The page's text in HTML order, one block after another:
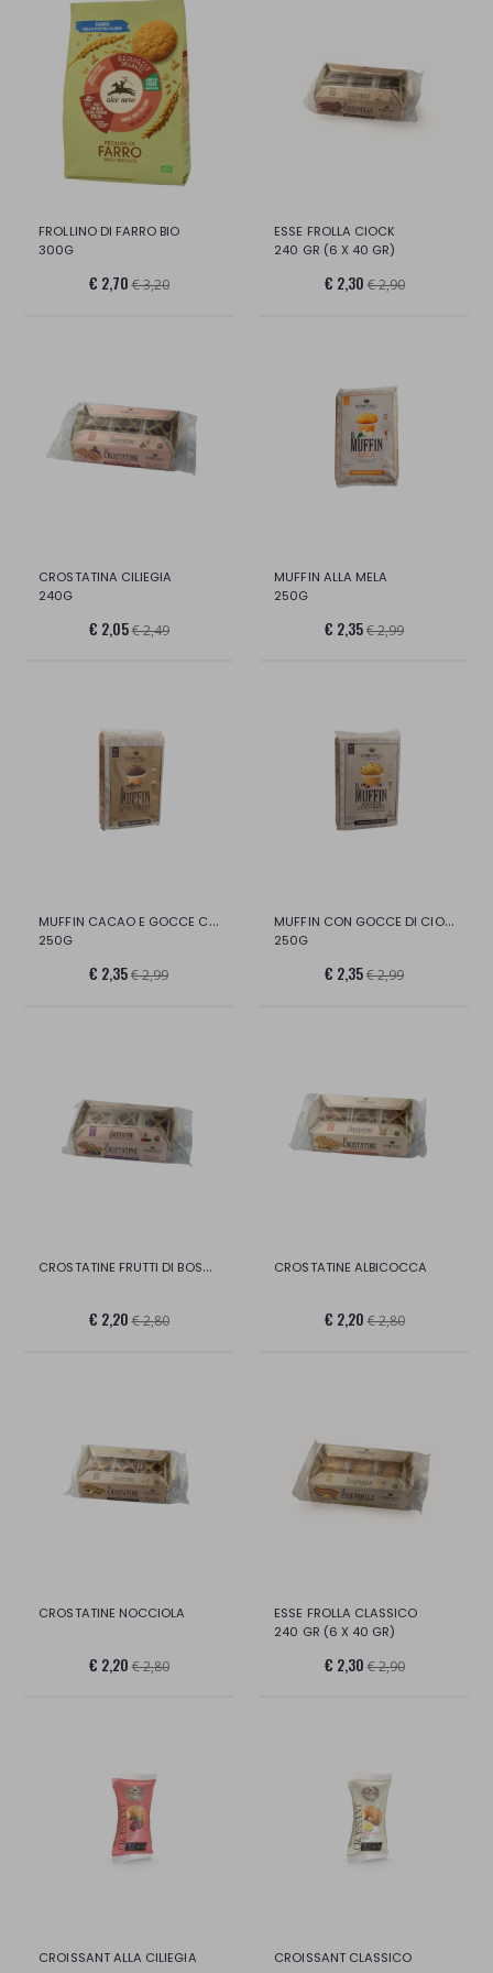
FROLLINO DI FARRO BIO
300G
€ 2,70 € 3,20
ESSE FROLLA CIOCK
240 GR (6 X 40 GR)
€ 2,30 € 2,90
CROSTATINA CILIEGIA
240G
€ 2,05€ 2,49
MUFFIN ALLA MELA
250G
€ 2,35€ 2,99
MUFFIN CACAO E GOCCE CIOCCOLATO
250G
€ 2,35€ 2,99
MUFFIN CON GOCCE DI CIOCCOLATO
250G
€ 2,35€ 2,99
CROSTATINE FRUTTI DI BOSCO
€ 2,20 € 2,80
CROSTATINE ALBICOCCA
€ 2,20 € 2,80
CROSTATINE NOCCIOLA
€ 2,20 € 2,80
ESSE FROLLA CLASSICO
240 GR (6 X 40 GR)
€ 2,30 € 2,90
CROISSANT ALLA CILIEGIA CROISSANT CLASSICO